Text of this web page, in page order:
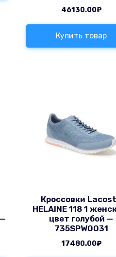
46130.00₽
Купить товар
Кроссовки
HELAINE 118 1
цвет голубой —
735SPW0031
17480.00₽